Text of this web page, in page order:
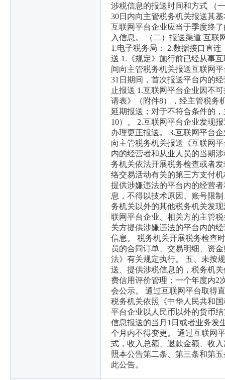
涉税信息的报送时间和方式 （
30日内向主管税务机关报送其
互联网平台企业应当于季度终
入信息。 （二）报送渠道 互联
1.电子税务局； 2.数据接口直
送 1.《规定》施行前已经从事
间向主管税务机关报送互联网
31日期间，首次报送平台内的
止报送 1.互联网平台企业因不
请表》（附件8），经主管税务
延期报送；对于不符合条件的
10）。 2.互联网平台企业发现
办理更正报送。 3.互联网平台
向主管税务机关报送《互联网
内的经营者和从业人员的当期
务机关依法开展税务检查或者
络交易活动有关的第三方支付
提供涉嫌违法的平台内的经营
息，不得以技术原因、账号限
务机关以外的其他税务机关发
联网平台企业、相关方的主管
关方提供涉嫌违法的平台内的
信息。 税务机关开展税务检查
员的合同订单、交易明细、资
法》有关规定执行。 五、未按
送、提供涉税信息的，税务机
费信用评价管理；一个年度内2
会公示。 通过互联网平台取得
税务机关依照《中华人民共和
平台企业以人民币以外的货币
信息报送的当月1日或者业务发
个月内不得变更。 通过互联网
式，收入总额、退款金额、收
照本公告第二条、第三条和第
此公告。